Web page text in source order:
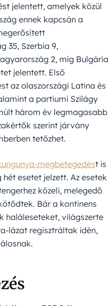
jelentett, amelyek közül
ennek kapcsán a
35, Szerbia 9,
2, míg Bulgária
jelentett. Első
az olaszországi Latina és
a partiumi Szilágy
három év legmagasabb
szerint járvány
tetőzhet.
megbetegedést is
esetet jelzett. Az esetek
közeli, melegedő
Bár a kontinens
haláleseteket, világszerte
lázat regisztráltak idén,